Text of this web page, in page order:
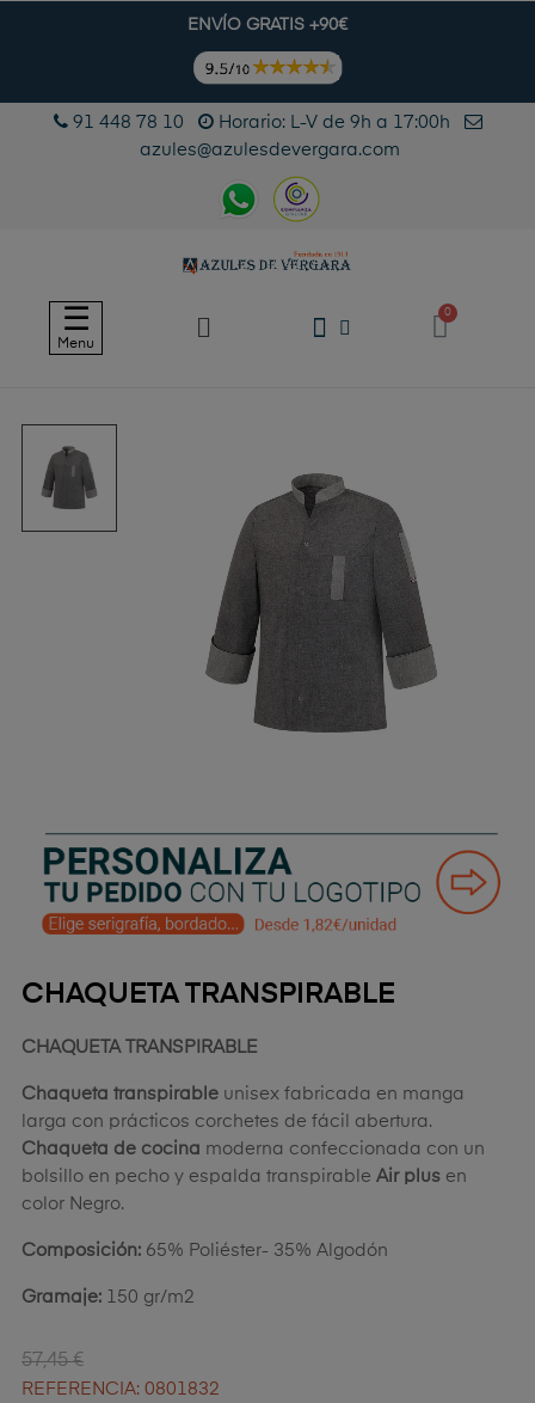
ENVÍO GRATIS +90€
91 448 78 10
Horario: L-V de 9h a 17:00h
azules@azulesdevergara.com
Navegación
de
☰
Menu
CHAQUETA TRANSPIRABLE
CHAQUETA TRANSPIRABLE
Chaqueta transpirable unisex fabricada en manga
larga con prácticos corchetes de fácil abertura.
Chaqueta de cocina moderna confeccionada con un
bolsillo en pecho y espalda transpirable Air plus en
color Negro.
Composición: 65% Poliéster- 35% Algodón
Gramaje: 150 gr/m2
57,45 €
REFERENCIA: 0801832